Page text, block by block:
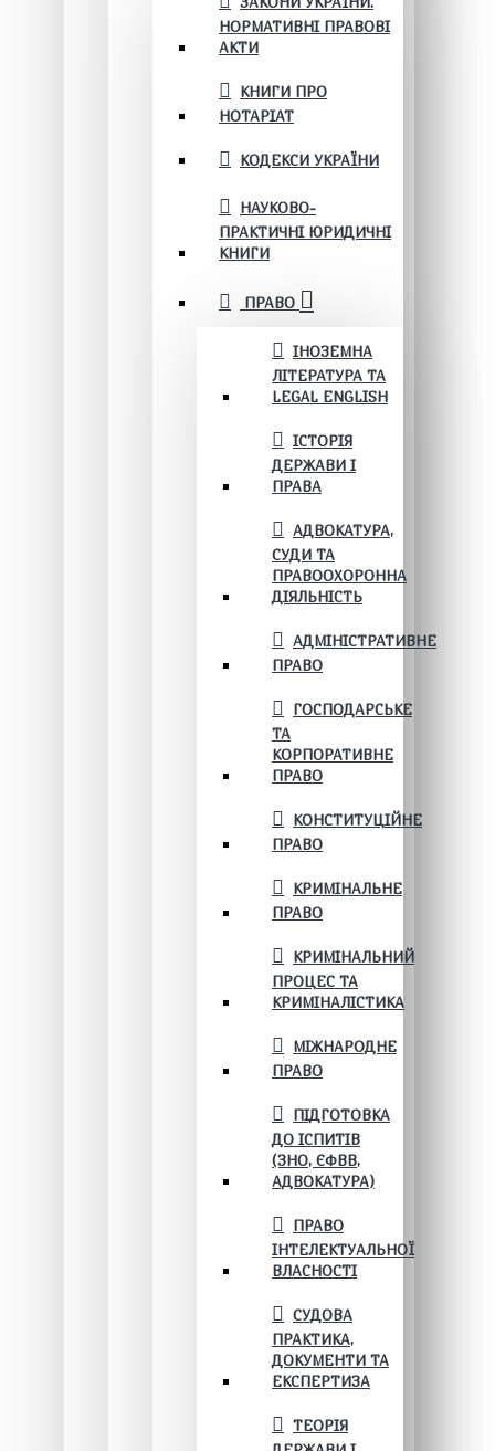
НОРМАТИВНІ ПРАВОВІ
АКТИ
КНИГИ ПРО
НОТАРІАТ
КОДЕКСИ УКРАЇНИ
НАУКОВО-
ПРАКТИЧНІ ЮРИДИЧНІ
КНИГИ
ПРАВО
ІНОЗЕМНА
ЛІТЕРАТУРА ТА
LEGAL ENGLISH
ІСТОРІЯ
ДЕРЖАВИ І
ПРАВА
АДВОКАТУРА,
СУДИ ТА
ПРАВООХОРОННА
ДІЯЛЬНІСТЬ
АДМІНІСТРАТИВНЕ
ПРАВО
ГОСПОДАРСЬКЕ
ТА
КОРПОРАТИВНЕ
ПРАВО
КОНСТИТУЦІЙНЕ
ПРАВО
КРИМІНАЛЬНЕ
ПРАВО
КРИМІНАЛЬНИЙ
ПРОЦЕС ТА
КРИМІНАЛІСТИКА
МІЖНАРОДНЕ
ПРАВО
ПІДГОТОВКА
ДО ІСПИТІВ
(ЗНО, ЄФВВ,
АДВОКАТУРА)
ПРАВО
ІНТЕЛЕКТУАЛЬНОЇ
ВЛАСНОСТІ
СУДОВА
ПРАКТИКА,
ДОКУМЕНТИ ТА
ЕКСПЕРТИЗА
ТЕОРІЯ